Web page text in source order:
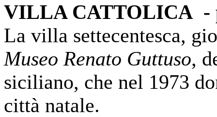
VILLA CATTOLICA -
La villa settecentesca,
Museo Renato Guttuso,
siciliano, che nel 1973
città natale.